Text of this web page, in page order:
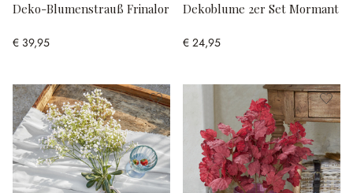
Deko-Blumenstrauß Frinalor
€ 39,95
Dekoblume 2er Set Mormant
€ 24,95